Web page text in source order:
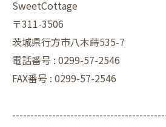
SweetCottage
〒311-3506
茨城県行方市八木蒔535-7
電話番号 : 0299-57-2546
FAX番号 : 0299-57-2546